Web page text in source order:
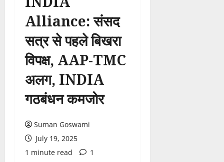
Alliance: संसद
सत्र से पहले बिखरा
विपक्ष, AAP-TMC
अलग, INDIA
गठबंधन कमजोर
Suman Goswami
July 19, 2025
1 minute read
1